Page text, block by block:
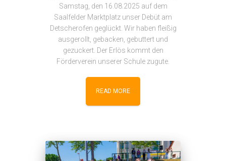
Samstag, den 16.08.2025 auf dem
Saalfelder Marktplatz unser Debüt am
Detscherofen geglückt. Wir haben fleißig
ausgerollt, gebacken, gebuttert und
gezuckert. Der Erlös kommt den
Förderverein unserer Schule zugute.
READ MORE